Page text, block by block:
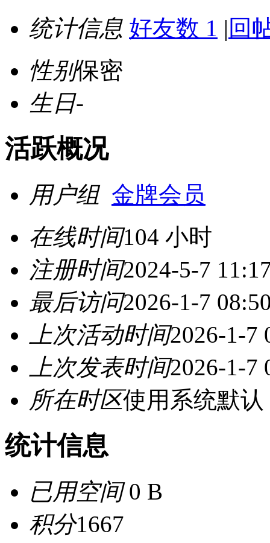
统计信息 好友数 1 | 回
性别保密
生日-
活跃概况
用户组 金牌会员
在线时间104 小时
注册时间2024-5-7
最后访问2026-1-7
上次活动时间2026-1-7
上次发表时间2026-1-7
所在时区使用系统默认
统计信息
已用空间0 B
积分1667